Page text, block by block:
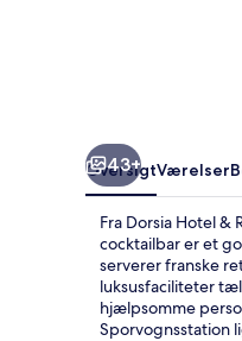
43+
OversigtVærelser
Fra Dorsia Hotel
cocktailbar er et
serverer franske
luksusfaciliteter
hjælpsomme
Sporvognsstation